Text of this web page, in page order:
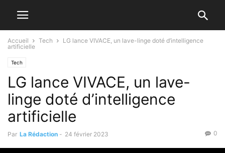
Accueil Tech
LG lance VIVACE, un lave-linge doté d’intelligence
artificielle
Tech
LG lance VIVACE, un lave-
linge doté d’intelligence
artificielle
Par La Rédaction - 24 février 2023 0